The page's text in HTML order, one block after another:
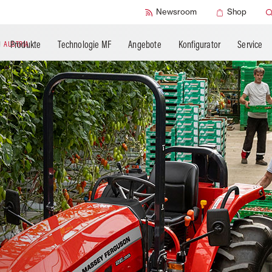
Newsroom Shop
AUSTRIA
Produkte Technologie MF Angebote Konfigurator Service